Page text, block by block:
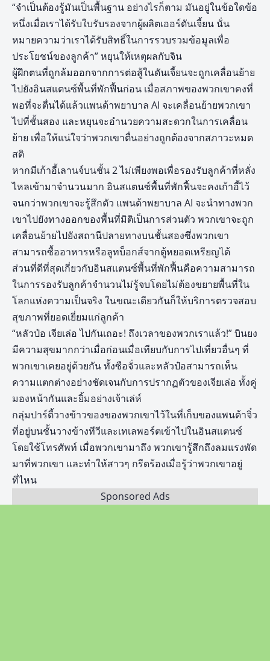
“จำเป็นต้องรู้มันเป็นพื้นฐาน อย่างไรก็ตาม มันอยู่ในข้อใดข้อ
หนึ่งเมื่อเราได้รับใบรับรองจากผู้ผลิตเออร์ดันเจี้ยน นั่น
หมายความว่าเราได้รับสิทธิ์ในการรวบรวมข้อมูลเพื่อ
ประโยชน์ของลูกค้า” หยุนให้เหตุผลกับจิน
ผู้ฝึกตนที่ถูกล้มออกจากการต่อสู้ในดันเจี้ยนจะถูกเคลื่อนย้าย
ไปยังอินสแตนซ์พื้นที่พักฟื้นก่อน เมื่อสภาพของพวกเขาคงที่
พอที่จะตื่นได้แล้วแพนด้าพยาบาล AI จะเคลื่อนย้ายพวกเขา
ไปที่ชั้นสอง และหยุนจะอำนวยความสะดวกในการเคลื่อน
ย้าย เพื่อให้แน่ใจว่าพวกเขาตื่นอย่างถูกต้องจากสภาวะหมด
สติ
หากมีเก้าอี้เลานจ์บนชั้น 2 ไม่เพียงพอเพื่อรองรับลูกค้าที่หลั่ง
ไหลเข้ามาจำนวนมาก อินสแตนซ์พื้นที่พักฟื้นจะคงเก้าอี้ไว้
จนกว่าพวกเขาจะรู้สึกตัว แพนด้าพยาบาล AI จะนำทางพวก
เขาไปยังทางออกของพื้นที่มิติเป็นการส่วนตัว พวกเขาจะถูก
เคลื่อนย้ายไปยังสถานีปลายทางบนชั้นสองซึ่งพวกเขา
สามารถซื้ออาหารหรือลูทบ็อกส์จากตู้หยอดเหรียญได้
ส่วนที่ดีที่สุดเกี่ยวกับอินสแตนซ์พื้นที่พักฟื้นคือความสามารถ
ในการรองรับลูกค้าจำนวนไม่รู้จบโดยไม่ต้องขยายพื้นที่ใน
โลกแห่งความเป็นจริง ในขณะเดียวกันก็ให้บริการตรวจสอบ
สุขภาพที่ยอดเยี่ยมแก่ลูกค้า
“หลัวป๋อ เจียเล่อ ไปกันเถอะ! ถึงเวลาของพวกเราแล้ว!” บินยง
มีความสุขมากกว่าเมื่อก่อนเมื่อเทียบกับการไปเที่ยวอื่นๆ ที่
พวกเขาเคยอยู่ด้วยกัน ทั้งซือจั่วและหลัวป๋อสามารถเห็น
ความแตกต่างอย่างชัดเจนกับการปรากฏตัวของเจียเล่อ ทั้งคู่
มองหน้ากันและยิ้มอย่างเจ้าเล่ห์
กลุ่มปาร์ตี้วางข้าวของของพวกเขาไว้ในที่เก็บของแพนด้าจิ๋ว
ที่อยู่บนชั้นวางข้างทีวีและเทเลพอร์ตเข้าไปในอินสแตนซ์
โดยใช้โทรศัพท์ เมื่อพวกเขามาถึง พวกเขารู้สึกถึงลมแรงพัด
มาที่พวกเขา และทำให้สาวๆ กรีดร้องเมื่อรู้ว่าพวกเขาอยู่
ที่ไหน
Sponsored Ads